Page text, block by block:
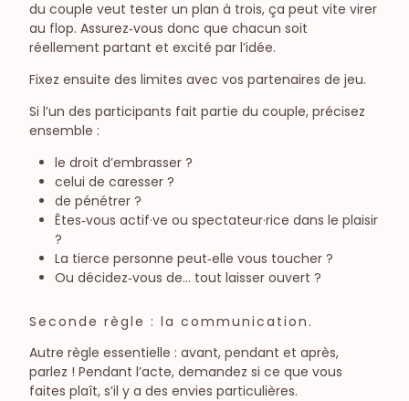
du couple veut tester un plan à trois, ça peut vite virer
au flop. Assurez‑vous donc que chacun soit
réellement partant et excité par l’idée.
Fixez ensuite des limites avec vos partenaires de jeu.
Si l’un des participants fait partie du couple, précisez
ensemble :
le droit d’embrasser ?
celui de caresser ?
de pénétrer ?
Êtes‑vous actif·ve ou spectateur·rice dans le plaisir
?
La tierce personne peut‑elle vous toucher ?
Ou décidez‑vous de… tout laisser ouvert ?
Seconde règle : la communication.
Autre règle essentielle : avant, pendant et après,
parlez ! Pendant l’acte, demandez si ce que vous
faites plaît, s’il y a des envies particulières.